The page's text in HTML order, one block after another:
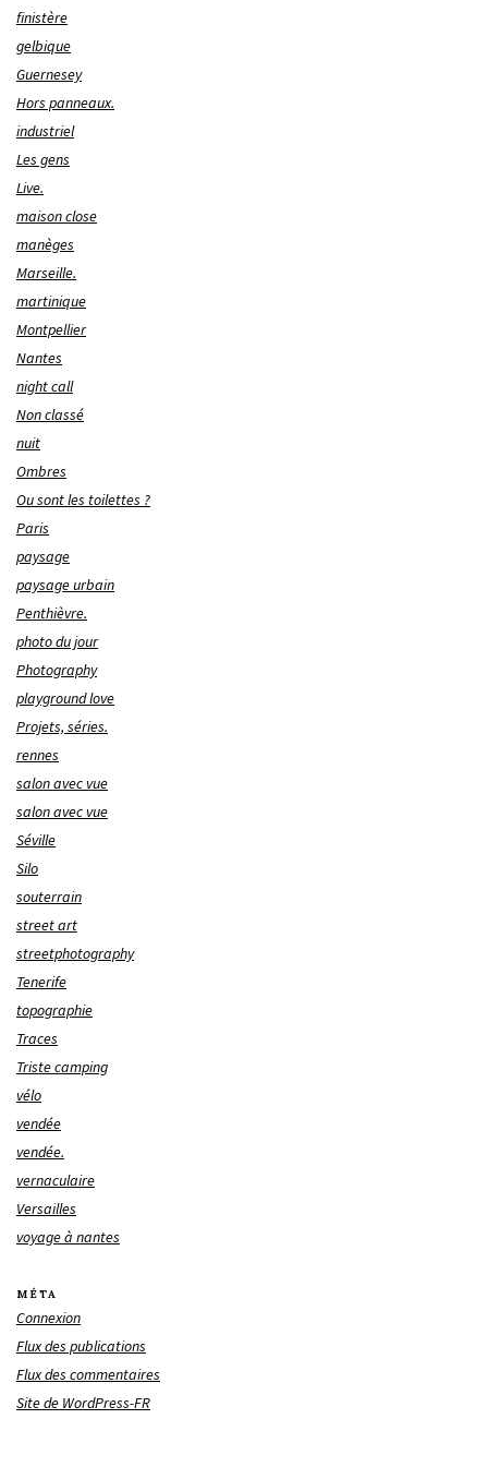
finistère
gelbique
Guernesey
Hors panneaux.
industriel
Les gens
Live.
maison close
manèges
Marseille.
martinique
Montpellier
Nantes
night call
Non classé
nuit
Ombres
Ou sont les toilettes ?
Paris
paysage
paysage urbain
Penthièvre.
photo du jour
Photography
playground love
Projets, séries.
rennes
salon avec vue
salon avec vue
Séville
Silo
souterrain
street art
streetphotography
Tenerife
topographie
Traces
Triste camping
vélo
vendée
vendée.
vernaculaire
Versailles
voyage à nantes
MÉTA
Connexion
Flux des publications
Flux des commentaires
Site de WordPress-FR